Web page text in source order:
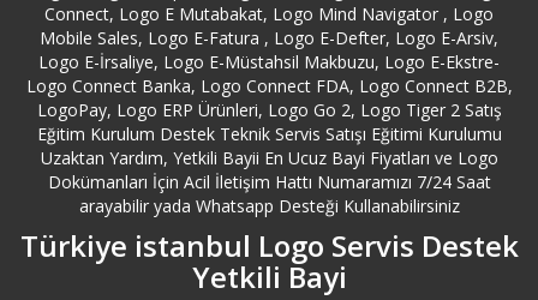
Bakırköy Logo Servisi
Balıkesir Bandırma Logo Servisi
Balıkesir Edremit Logo Servisi
Balıkesir Erdek Logo Servisi
Balıkesir Logo Servisi
Connect, Logo E Mutabakat, Logo Mind Navigator , Logo
Mobile Sales, Logo E-Fatura , Logo E-Defter, Logo E-Arsiv,
Logo E-İrsaliye, Logo E-Müstahsil Makbuzu, Logo E-Ekstre-
Logo Connect Banka, Logo Connect FDA, Logo Connect B2B,
LogoPay, Logo ERP Ürünleri, Logo Go 2, Logo Tiger 2 Satış
Eğitim Kurulum Destek Teknik Servis Satışı Eğitimi Kurulumu
Uzaktan Yardım, Yetkili Bayii En Ucuz Bayi Fiyatları ve Logo
Dokümanları İçin Acil İletişim Hattı Numaramızı 7/24 Saat
arayabilir yada Whatsapp Desteği Kullanabilirsiniz
Türkiye istanbul Logo Servis Destek
Yetkili Bayi